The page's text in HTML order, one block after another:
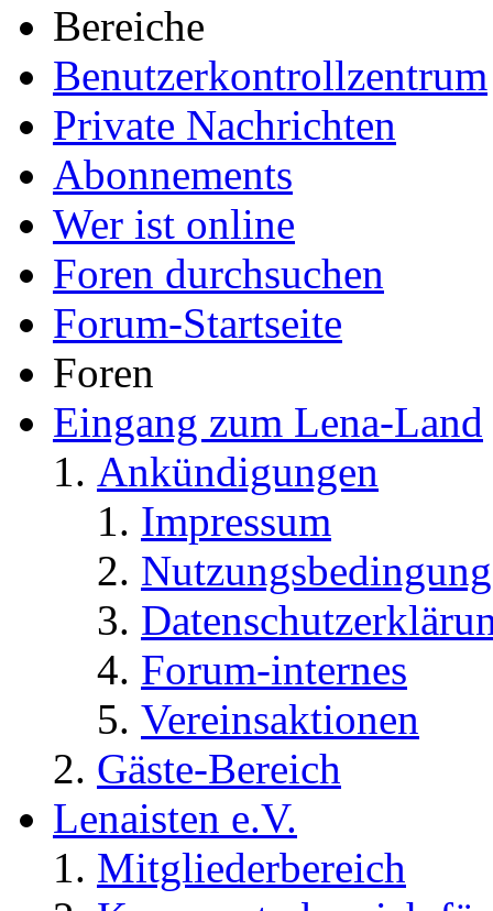
Bereiche
Benutzerkontrollzentrum
Private Nachrichten
Abonnements
Wer ist online
Foren durchsuchen
Forum-Startseite
Foren
Eingang zum Lena-Land
Ankündigungen
Impressum
Forum-internes
Vereinsaktionen
Gäste-Bereich
Lenaisten e.V.
Mitgliederbereich